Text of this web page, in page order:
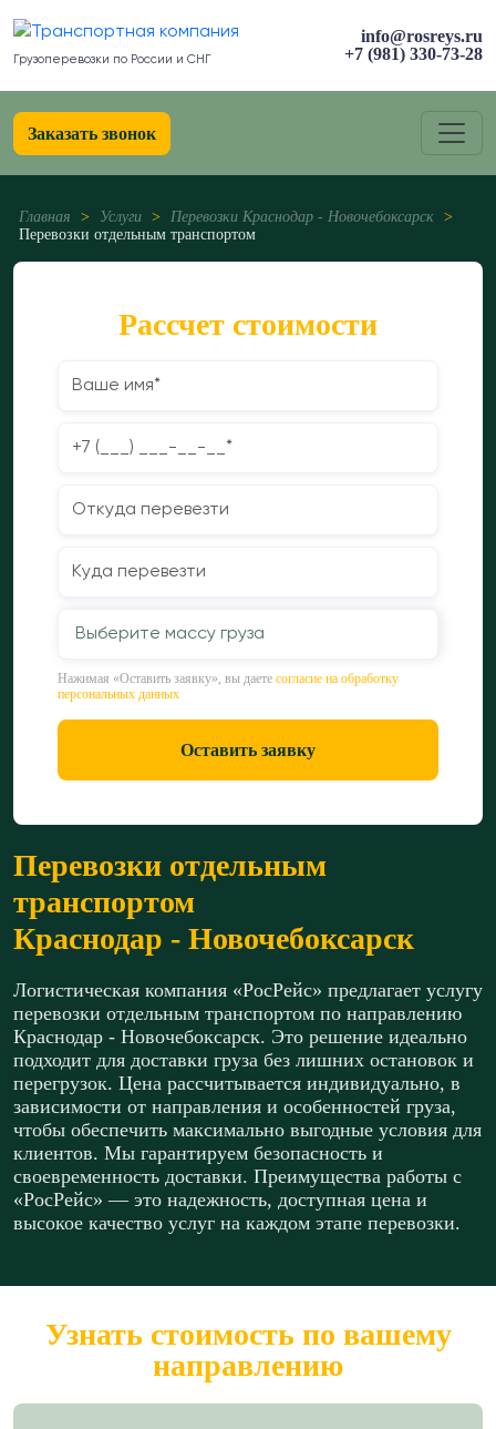
Грузоперевозки по России и СНГ
info@rosreys.ru
+7 (981) 330-73-28
Заказать звонок
Главная > Услуги > Перевозки Краснодар - Новочебоксарск
>
Перевозки отдельным транспортом
Перевозки отдельным
транспортом
Краснодар - Новочебоксарск
Логистическая компания «РосРейс» предлагает услугу
перевозки отдельным транспортом по направлению
Краснодар - Новочебоксарск. Это решение идеально
подходит для доставки груза без лишних остановок и
перегрузок. Цена рассчитывается индивидуально, в
зависимости от направления и особенностей груза,
чтобы обеспечить максимально выгодные условия для
клиентов. Мы гарантируем безопасность и
своевременность доставки. Преимущества работы с
«РосРейс» — это надежность, доступная цена и
высокое качество услуг на каждом этапе перевозки.
Рассчет стоимости
Выберите массу груза
Нажимая «Оставить заявку», вы даете согласие на обработку
персональных данных
Оставить заявку
Узнать стоимость по вашему
направлению